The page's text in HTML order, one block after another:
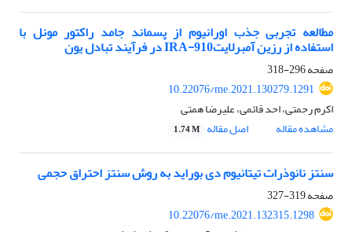
مطالعه تجربی جذب اورانیوم از پسماند جامد راکتور مونل با
استفاده از رزین آمبرلایتIRA-910 در فرآیند تبادل یون
صفحه296-318
10.22076/me.2021.130279.1291
اکرم رحمتی، احد قائمی، علیرضا همتی
مشاهده مقاله
اصل مقاله 1.74 M
سنتز نانوذرات تیتانیوم دی بوراید به روش سنتز احتراق حجمی
صفحه319-327
10.22076/me.2021.132315.1298